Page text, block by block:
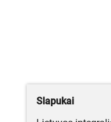
Slapukai